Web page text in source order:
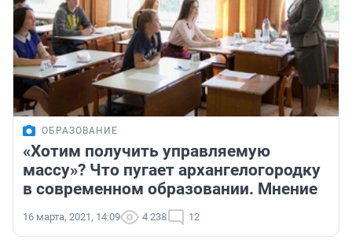
ОБРАЗОВАНИЕ
«Хотим получить управляемую
массу»? Что пугает архангелогородку
в современном образовании. Мнение
16 марта, 2021, 14:09 4 238 12